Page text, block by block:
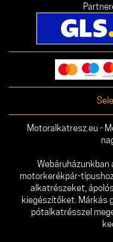
Motoralkatresz.eu -
motorkerékpár-
alkatrészeket,
kiegészítőket. Márkás
pótalkatrésszel